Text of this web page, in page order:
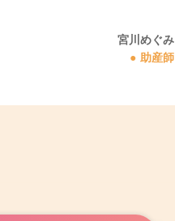
宮川めぐみ
助産師